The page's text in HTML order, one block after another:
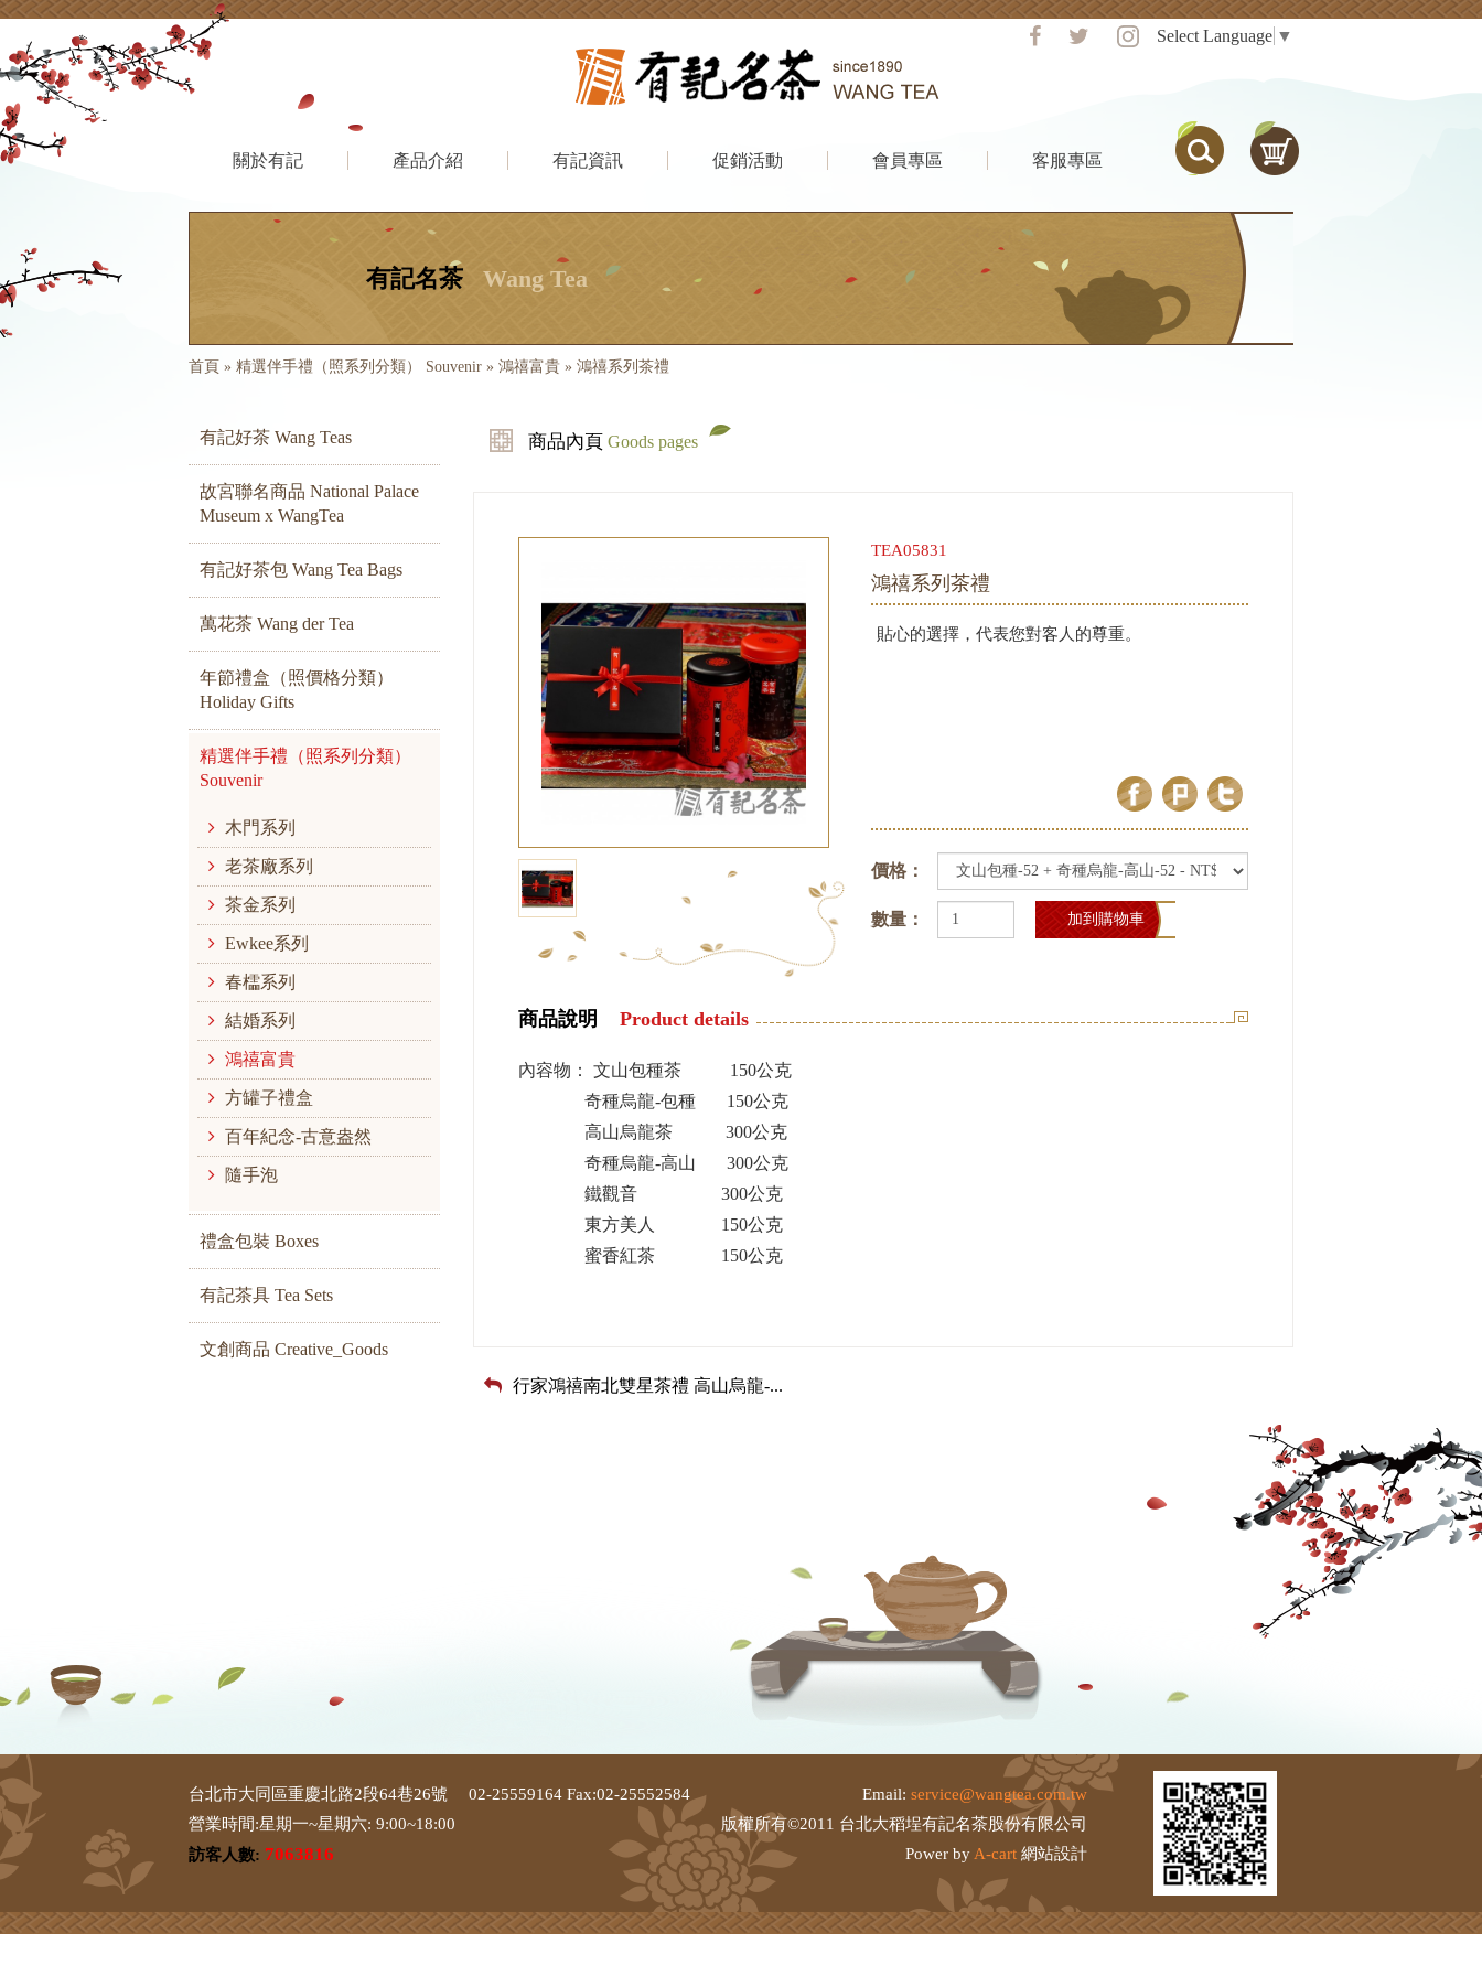
Select Language ▼
關於有記 產品介紹 有記資訊 促銷活動 會員專區 客服專區
有記名茶 Wang Tea
首頁 » 精選伴手禮（照系列分類） Souvenir » 鴻禧富貴 » 鴻禧系列茶禮
有記好茶 Wang Teas
故宮聯名商品 National Palace
Museum x WangTea
有記好茶包 Wang Tea Bags
萬花茶 Wang der Tea
年節禮盒（照價格分類）
Holiday Gifts
精選伴手禮（照系列分類）
Souvenir
木門系列
老茶廠系列
茶金系列
Ewkee系列
春櫺系列
結婚系列
鴻禧富貴
方罐子禮盒
百年紀念-古意盎然
隨手泡
禮盒包裝 Boxes
有記茶具 Tea Sets
文創商品 Creative_Goods
商品內頁 Goods pages
TEA05831
鴻禧系列茶禮
貼心的選擇，代表您對客人的尊重。
價格：
數量：
商品說明 Product details
內容物： 文山包種茶 150公克
奇種烏龍-包種 150公克
高山烏龍茶 300公克
奇種烏龍-高山 300公克
鐵觀音 300公克
東方美人 150公克
蜜香紅茶 150公克
行家鴻禧南北雙星茶禮 高山烏龍-...
台北市大同區重慶北路2段64巷26號 02-25559164 Fax:02-25552584 Email: service@wangtea.com.tw
營業時間:星期一~星期六: 9:00~18:00
版權所有©2011 台北大稻埕有記名茶股份有限公司
訪客人數: 7063816 Power by A-cart 網站設計